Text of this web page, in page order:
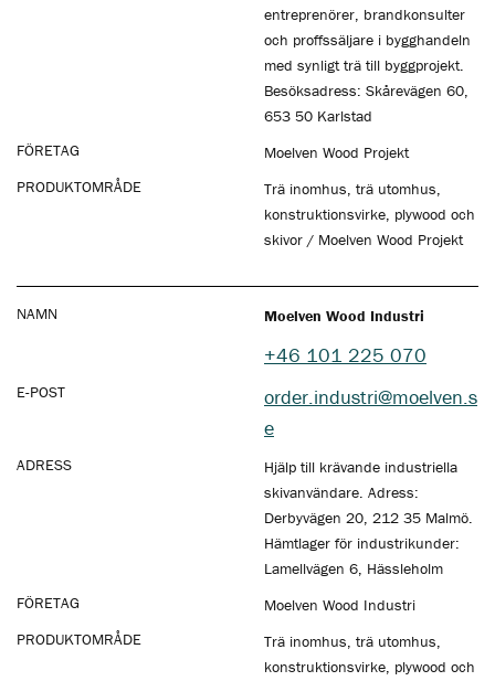
entreprenörer, brandkonsulter
och proffssäljare i bygghandeln
med synligt trä till byggprojekt.
Besöksadress: Skårevägen 60,
653 50 Karlstad
FÖRETAG
Moelven Wood Projekt
PRODUKTOMRÅDE
Trä inomhus, trä utomhus,
konstruktionsvirke, plywood och
skivor / Moelven Wood Projekt
NAMN Moelven Wood Industri
+46 101 225 070
E-POST
order.industri@moelven.s
e
ADRESS
Hjälp till krävande industriella
skivanvändare. Adress:
Derbyvägen 20, 212 35 Malmö.
Hämtlager för industrikunder:
Lamellvägen 6, Hässleholm
FÖRETAG
Moelven Wood Industri
PRODUKTOMRÅDE
Trä inomhus, trä utomhus,
konstruktionsvirke, plywood och